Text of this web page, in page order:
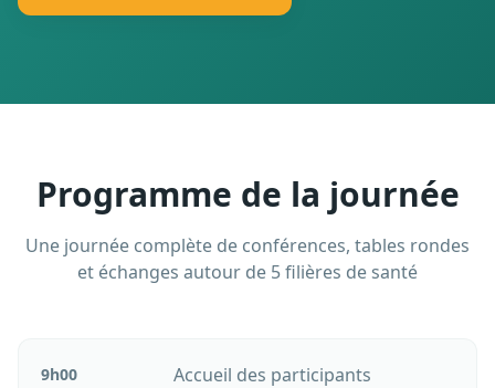
Programme de la journée
Une journée complète de conférences, tables rondes
et échanges autour de 5 filières de santé
9h00 Accueil des participants